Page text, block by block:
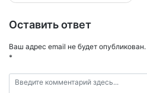
Оставить ответ
Ваш адрес email не будет опубликован.
*